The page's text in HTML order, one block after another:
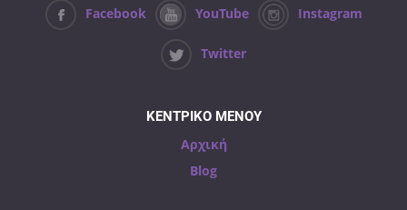
Facebook YouTube Instagram
Twitter
ΚΕΝΤΡΙΚΟ ΜΕΝΟΥ
Αρχική
Blog